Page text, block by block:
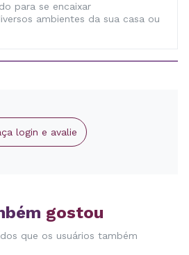
para se encaixar
ambientes da sua casa ou
login e avalie
gostou
que os usuários também